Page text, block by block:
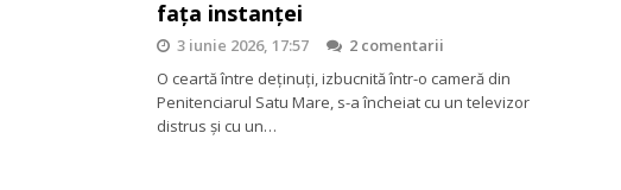
fața instanței
3 iunie 2026, 17:57
2 comentarii
O ceartă între deținuți, izbucnită într-o cameră din
Penitenciarul Satu Mare, s-a încheiat cu un televizor
distrus și cu un…